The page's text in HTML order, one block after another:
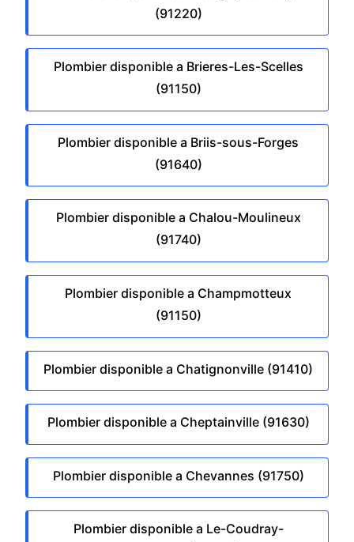
(91220)
Plombier disponible a Brieres-Les-Scelles
(91150)
Plombier disponible a Briis-sous-Forges
(91640)
Plombier disponible a Chalou-Moulineux
(91740)
Plombier disponible a Champmotteux
(91150)
Plombier disponible a Chatignonville (91410)
Plombier disponible a Cheptainville (91630)
Plombier disponible a Chevannes (91750)
Plombier disponible a Le-Coudray-